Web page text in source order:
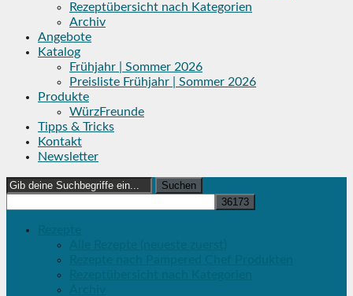
Rezeptübersicht nach Kategorien
Archiv
Angebote
Katalog
Frühjahr | Sommer 2026
Preisliste Frühjahr | Sommer 2026
Produkte
WürzFreunde
Tipps & Tricks
Kontakt
Newsletter
Search
for: